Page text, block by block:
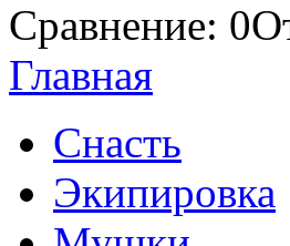
Сравнение: 0
Главная
Снасть
Экипировка